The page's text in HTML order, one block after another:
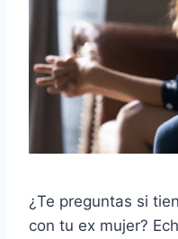
¿Te preguntas si
con tu ex mujer?